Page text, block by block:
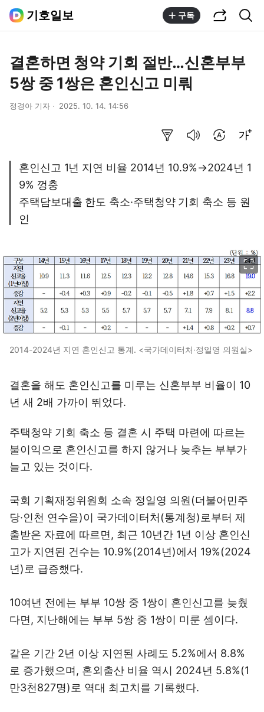
기호일보 구독
결혼하면 청약 기회 절반…신혼부부
5쌍 중 1쌍은 혼인신고 미뤄
정경아 기자 2025. 10. 14. 14:56
혼인신고 1년 지연 비율 2014년 10.9%→2024년 1
9% 껑충
주택담보대출 한도 축소·주택청약 기회 축소 등 원
인
2014-2024년 지연 혼인신고 통계. <국가데이터처·정일영 의원실>
결혼을 해도 혼인신고를 미루는 신혼부부 비율이 10
년 새 2배 가까이 뛰었다.
주택청약 기회 축소 등 결혼 시 주택 마련에 따르는
불이익으로 혼인신고를 하지 않거나 늦추는 부부가
늘고 있는 것이다.
국회 기획재정위원회 소속 정일영 의원(더불어민주
당·인천 연수을)이 국가데이터처(통계청)로부터 제
출받은 자료에 따르면, 최근 10년간 1년 이상 혼인신
고가 지연된 건수는 10.9%(2014년)에서 19%(2024
년)로 급증했다.
10여년 전에는 부부 10쌍 중 1쌍이 혼인신고를 늦췄
다면, 지난해에는 부부 5쌍 중 1쌍이 미룬 셈이다.
같은 기간 2년 이상 지연된 사례도 5.2%에서 8.8%
로 증가했으며, 혼외출산 비율 역시 2024년 5.8%(1
만3천827명)로 역대 최고치를 기록했다.